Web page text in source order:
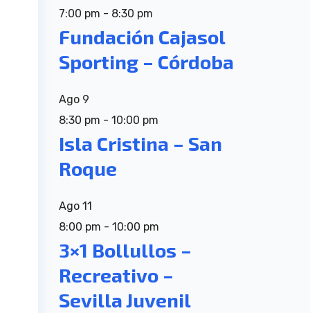
7:00 pm - 8:30 pm
Fundación Cajasol
Sporting – Córdoba
Ago 9
8:30 pm - 10:00 pm
Isla Cristina – San
Roque
Ago 11
8:00 pm - 10:00 pm
3×1 Bollullos –
Recreativo –
Sevilla Juvenil